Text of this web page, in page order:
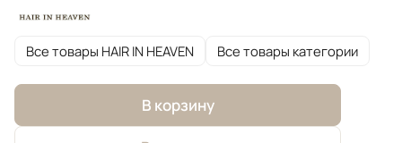
Все товары HAIR IN HEAVEN Все товары категории
В корзину